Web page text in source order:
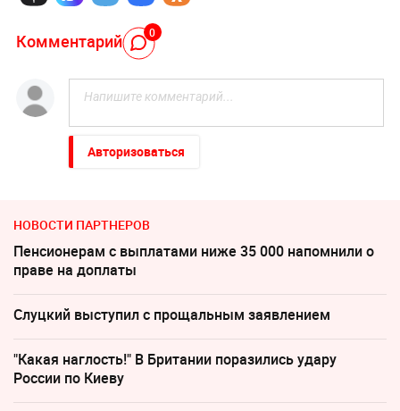
Комментарий 0
Авторизоваться
НОВОСТИ ПАРТНЕРОВ
Пенсионерам с выплатами ниже 35 000 напомнили о
праве на доплаты
Слуцкий выступил с прощальным заявлением
"Какая наглость!" В Британии поразились удару
России по Киеву